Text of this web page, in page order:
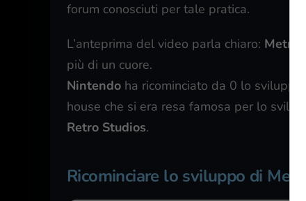
forum conosciuti per tale pratica.
L’anteprima del video parla chiaro:
più di un cuore.
Nintendo ha ricominciato da 0 lo
house che si era resa famosa per lo
Retro Studios.
Ricominciare lo sviluppo di